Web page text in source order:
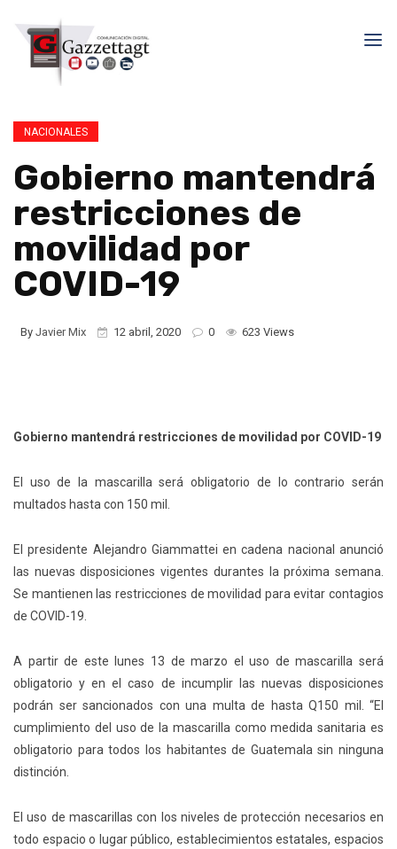
NACIONALES
Gobierno mantendrá
restricciones de
movilidad por
COVID-19
By Javier Mix 12 abril, 2020 0 623 Views
Gobierno mantendrá restricciones de movilidad por COVID-19
El uso de la mascarilla será obligatorio de lo contrario serán
multados hasta con 150 mil.
El presidente Alejandro Giammattei en cadena nacional anunció
las nuevas disposiciones vigentes durantes la próxima semana.
Se mantienen las restricciones de movilidad para evitar contagios
de COVID-19.
A partir de este lunes 13 de marzo el uso de mascarilla será
obligatorio y en el caso de incumplir las nuevas disposiciones
podrán ser sancionados con una multa de hasta Q150 mil. “El
cumplimiento del uso de la mascarilla como medida sanitaria es
obligatorio para todos los habitantes de Guatemala sin ninguna
distinción.
El uso de mascarillas con los niveles de protección necesarios en
todo espacio o lugar público, establecimientos estatales, espacios